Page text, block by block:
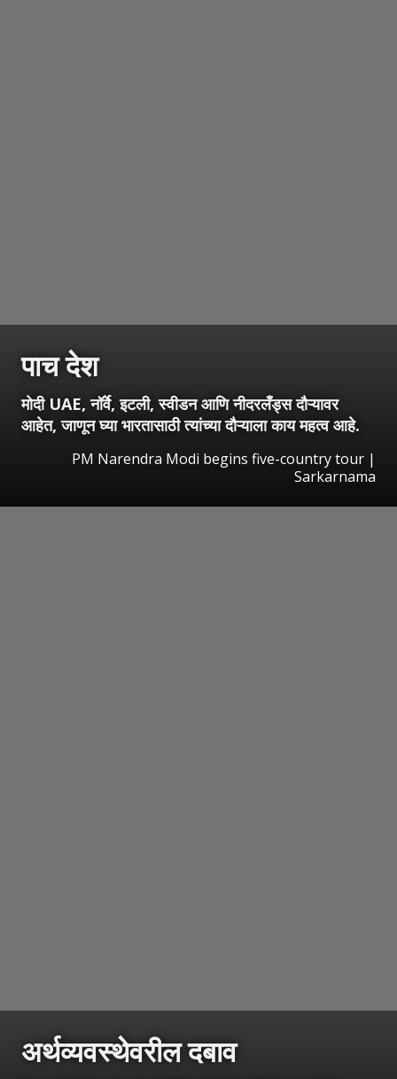
पाच देश
मोदी UAE, नॉर्वे, इटली, स्वीडन आणि नीदरलँड्स दौऱ्यावर
आहेत, जाणून घ्या भारतासाठी त्यांच्या दौऱ्याला काय महत्व आहे.
PM Narendra Modi begins five-country tour |
Sarkarnama
अर्थव्यवस्थेवरील दबाव